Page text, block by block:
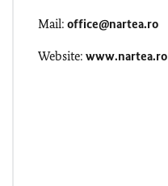
Mail: office@nartea.ro
Website: www.nartea.ro